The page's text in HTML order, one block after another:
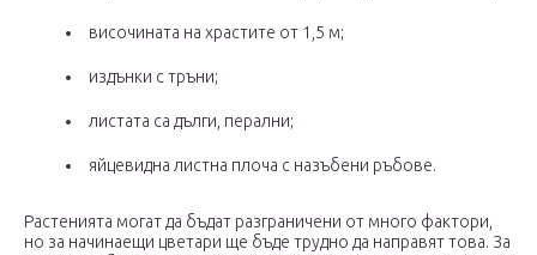
височината на храстите от 1,5 м;
издънки с тръни;
листата са дълги, перални;
яйцевидна листна плоча с назъбени ръбове.
Растенията могат да бъдат разграничени от много фактори,
но за начинаещи цветари ще бъде трудно да направят това. За